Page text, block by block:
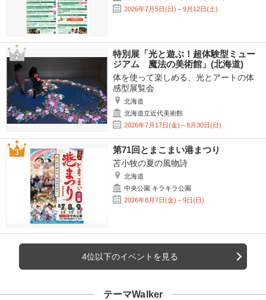
2026年7月5日(日)～9月12日(土)
特別展「光と遊ぶ！超体験型ミュー
ジアム 魔法の美術館」(北海道)
体を使って楽しめる、光とアートの体
感型展覧会
北海道
北海道立近代美術館
2026年7月17日(金)～8月30日(日)
第71回とまこまい港まつり
苫小牧の夏の風物詩
北海道
中央公園 キラキラ公園
2026年8月7日(金)～9日(日)
4位以下のイベントを見る
テーマWalker